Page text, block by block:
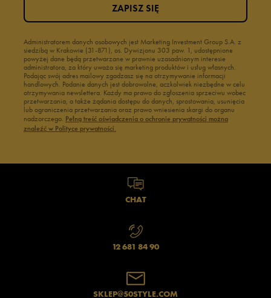
Administratorem danych osobowych jest Marketing Investment Group S.A. z
siedzibą w Krakowie (31-871), os. Dywizjonu 303 paw. 1, udostępnione
powyżej dane będą przetwarzane w prawnie uzasadnionym interesie
administratora, za który uważa się marketing produktów i usług własnych.
Podając swój adres mailowy zgadzasz się na otrzymywanie informacji
handlowych. Podanie danych jest dobrowolne, aczkolwiek niezbędne w celu
otrzymywania newslettera. Każdy ma prawo do zgłoszenia sprzeciwu wobec
przetwarzania, a także żądania dostępu do danych, sprostowania, usunięcia
lub ograniczenia przetwarzania oraz prawo wniesienia skargi do organu
nadzorczego. Pełną treść oświadczenia o ochronie prywatności można
znaleźć w Polityce prywatności.
ZAPISZ SIĘ
CHAT
12 681 84 90
SKLEP@50STYLE.COM